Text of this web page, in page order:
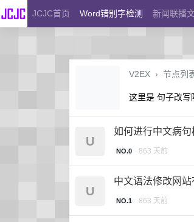
JCJC首页 Word错别字检测 新闻联播
V2EX › 节点列
这里是 句子改写
U
如何进行中文病句
NO.0 863 天前
U
中文语法修改网站
NO.1 863 天前